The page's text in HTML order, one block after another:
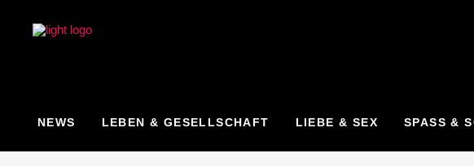
NEWS LEBEN & GESELLSCHAFT LIEBE & SEX SPASS &